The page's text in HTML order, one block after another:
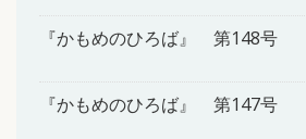
『かもめのひろば』 第148号
『かもめのひろば』 第147号